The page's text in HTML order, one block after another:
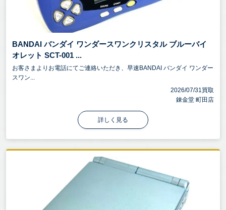
BANDAI バンダイ ワンダースワンクリスタル ブルーバイ
オレット SCT-001 ...
お客さまよりお電話にてご連絡いただき、早速BANDAI バンダイ ワンダー
スワン...
2026/07/31買取
錬金堂 町田店
詳しく見る